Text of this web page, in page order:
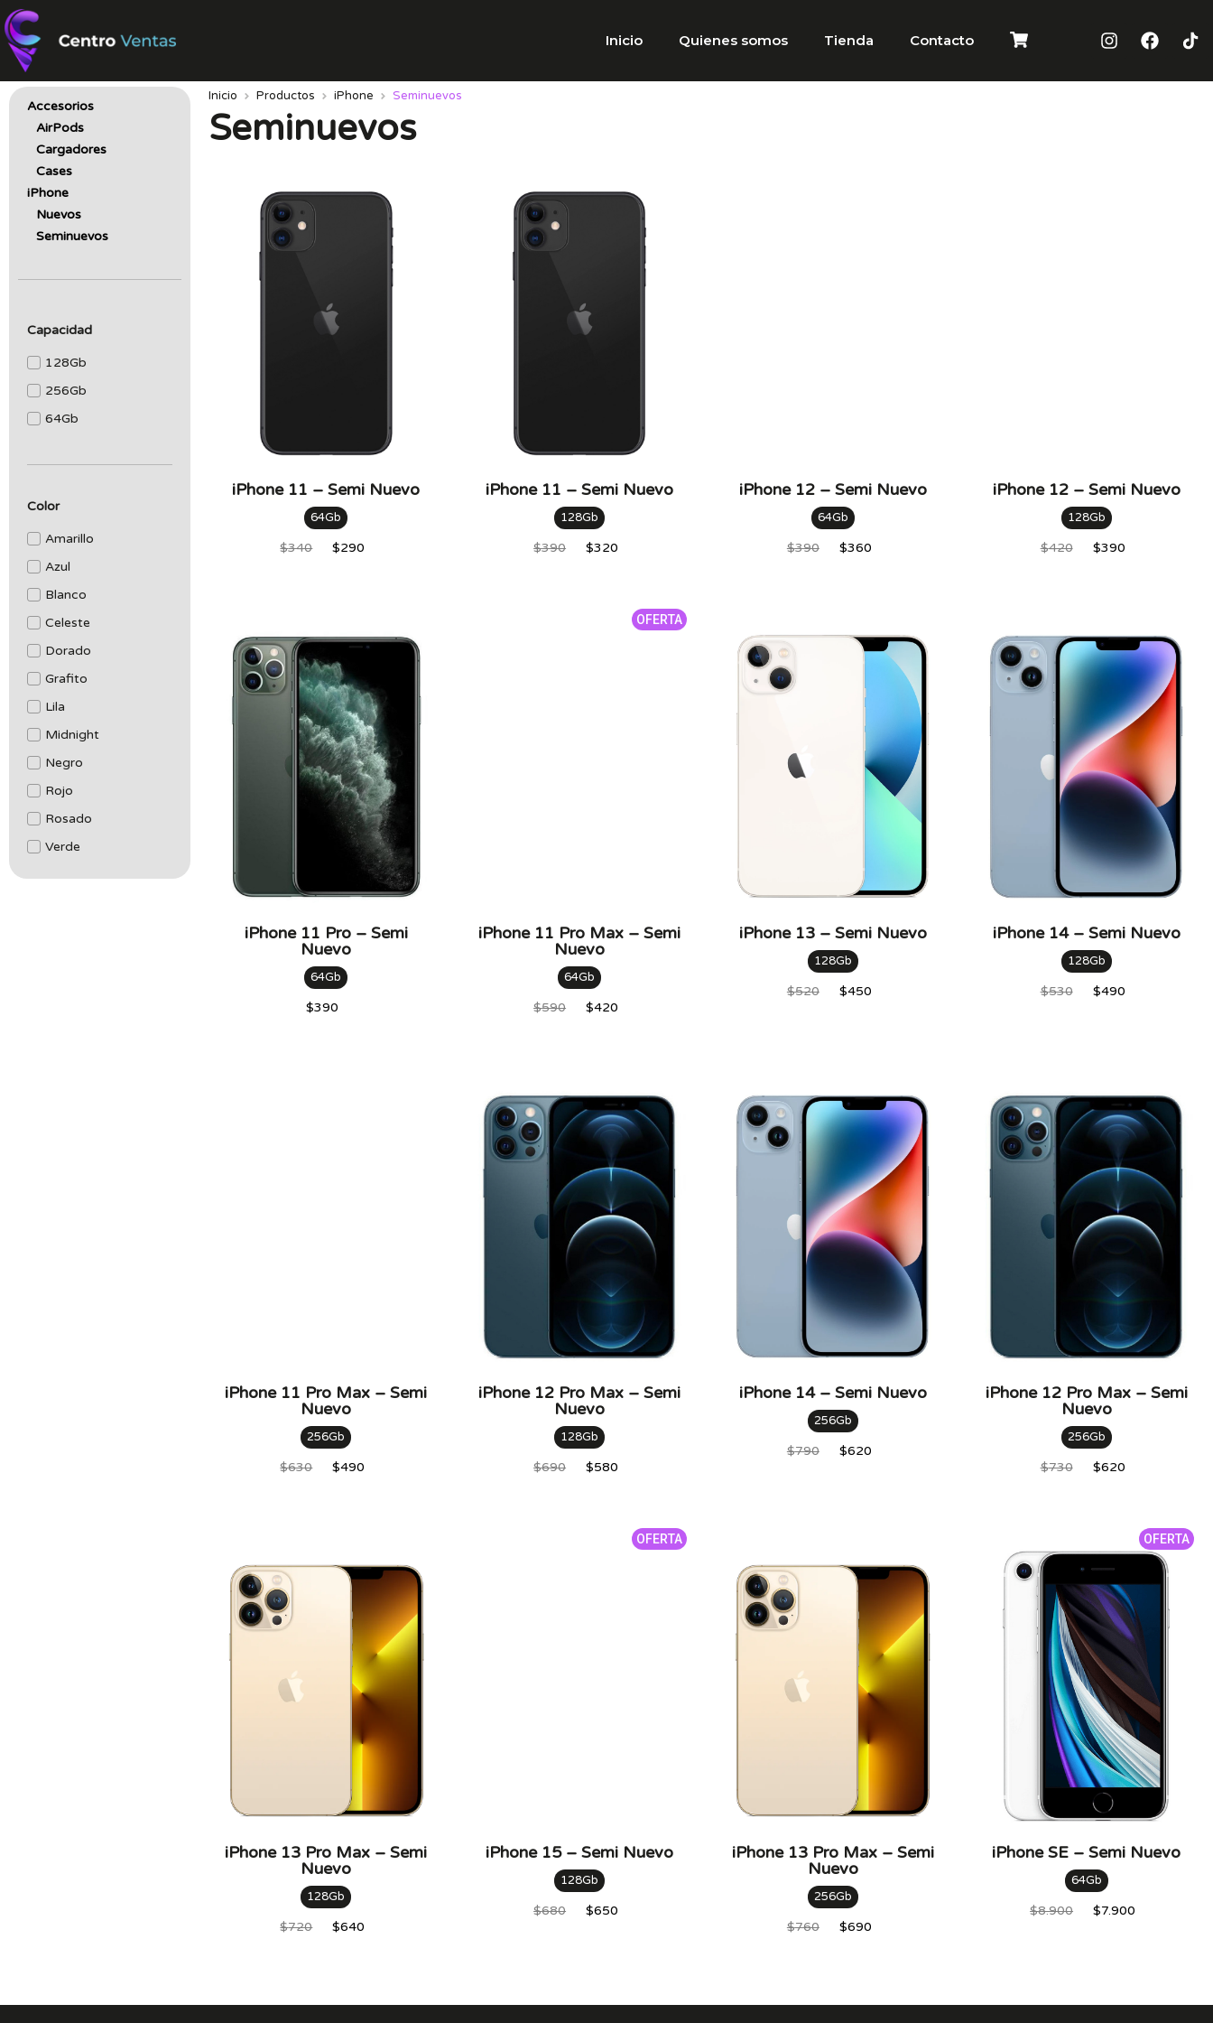
Inicio Quienes somos Tienda Contacto
Accesorios
AirPods
Cargadores
Cases
iPhone
Nuevos
Seminuevos
Capacidad
128Gb
256Gb
64Gb
Color
Amarillo
Azul
Blanco
Celeste
Dorado
Grafito
Lila
Midnight
Negro
Rojo
Rosado
Verde
Inicio Productos iPhone Seminuevos
Seminuevos
iPhone 11 – Semi Nuevo
64Gb
$340 $290
iPhone 11 – Semi Nuevo
128Gb
$390 $320
iPhone 12 – Semi Nuevo
64Gb
$390 $360
iPhone 12 – Semi Nuevo
128Gb
$420 $390
iPhone 11 Pro – Semi
Nuevo
64Gb
$390
OFERTA
iPhone 11 Pro Max – Semi
Nuevo
64Gb
$590 $420
iPhone 13 – Semi Nuevo
128Gb
$520 $450
iPhone 14 – Semi Nuevo
128Gb
$530 $490
iPhone 11 Pro Max – Semi
Nuevo
256Gb
$630 $490
iPhone 12 Pro Max – Semi
Nuevo
128Gb
$690 $580
iPhone 14 – Semi Nuevo
256Gb
$790 $620
iPhone 12 Pro Max – Semi
Nuevo
256Gb
$730 $620
iPhone 13 Pro Max – Semi
Nuevo
128Gb
$720 $640
OFERTA
iPhone 15 – Semi Nuevo
128Gb
$680 $650
iPhone 13 Pro Max – Semi
Nuevo
256Gb
$760 $690
OFERTA
iPhone SE – Semi Nuevo
64Gb
$8.900 $7.900
Capacidad